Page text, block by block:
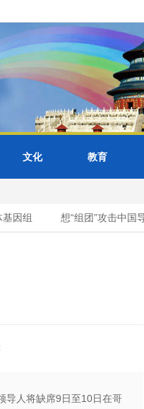
文化 教育
因组 想“组团”攻击中国
导人将缺席9日至10日在哥